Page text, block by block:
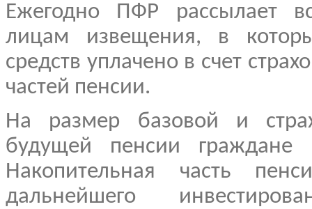
Ежегодно ПФР рассылает
лицам извещения, в
средств уплачено в счет
частей пенсии.
На размер базовой и
будущей пенсии граждане
Накопительная часть
дальнейшего